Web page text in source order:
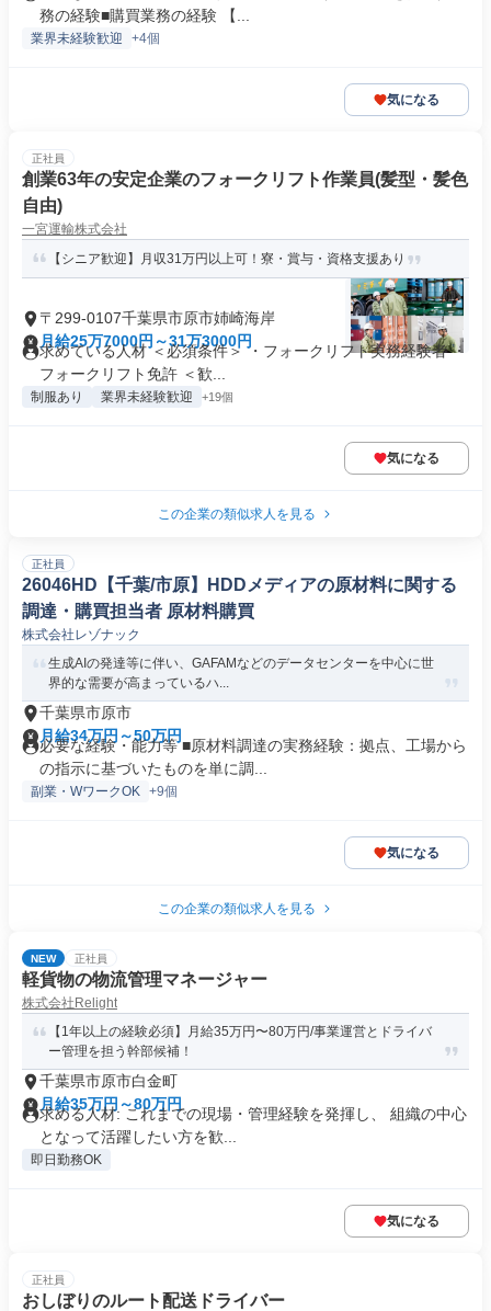
務の経験■購買業務の経験 【...
業界未経験歓迎 +4個
気になる
正社員
創業63年の安定企業のフォークリフト作業員(髪型・髪色
自由)
一宮運輸株式会社
【シニア歓迎】月収31万円以上可！寮・賞与・資格支援あり
〒299-0107千葉県市原市姉崎海岸
月給25万7000円～31万3000円
求めている人材 ＜必須条件＞ ・フォークリフト実務経験者 ・
フォークリフト免許 ＜歓...
制服あり 業界未経験歓迎 +19個
気になる
この企業の類似求人を見る
正社員
26046HD【千葉/市原】HDDメディアの原材料に関する
調達・購買担当者 原材料購買
株式会社レゾナック
生成AIの発達等に伴い、GAFAMなどのデータセンターを中心に世
界的な需要が高まっているハ...
千葉県市原市
月給34万円～50万円
必要な経験・能力等 ■原材料調達の実務経験：拠点、工場から
の指示に基づいたものを単に調...
副業・WワークOK +9個
気になる
この企業の類似求人を見る
NEW 正社員
軽貨物の物流管理マネージャー
株式会社Relight
【1年以上の経験必須】月給35万円〜80万円/事業運営とドライバ
ー管理を担う幹部候補！
千葉県市原市白金町
月給35万円～80万円
求める人材: これまでの現場・管理経験を発揮し、 組織の中心
となって活躍したい方を歓...
即日勤務OK
気になる
正社員
おしぼりのルート配送ドライバー